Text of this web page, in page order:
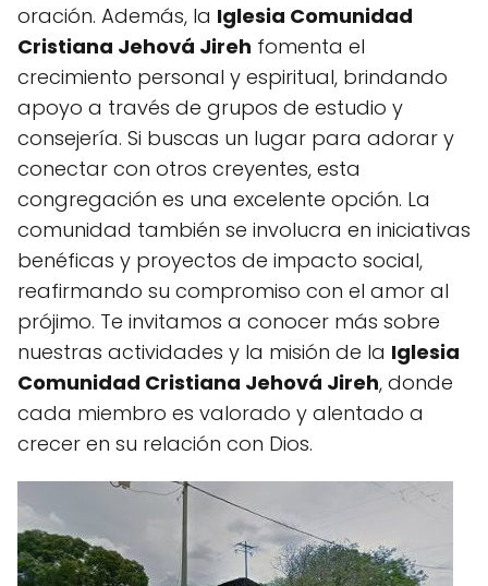
oración. Además, la Iglesia Comunidad
Cristiana Jehová Jireh fomenta el
crecimiento personal y espiritual, brindando
apoyo a través de grupos de estudio y
consejería. Si buscas un lugar para adorar y
conectar con otros creyentes, esta
congregación es una excelente opción. La
comunidad también se involucra en iniciativas
benéficas y proyectos de impacto social,
reafirmando su compromiso con el amor al
prójimo. Te invitamos a conocer más sobre
nuestras actividades y la misión de la Iglesia
Comunidad Cristiana Jehová Jireh, donde
cada miembro es valorado y alentado a
crecer en su relación con Dios.